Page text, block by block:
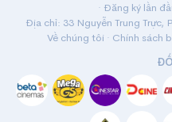
· Đăng ký lần
Địa chỉ: 33 Nguyễn Trung Trực,
Về chúng tôi · Chính sách